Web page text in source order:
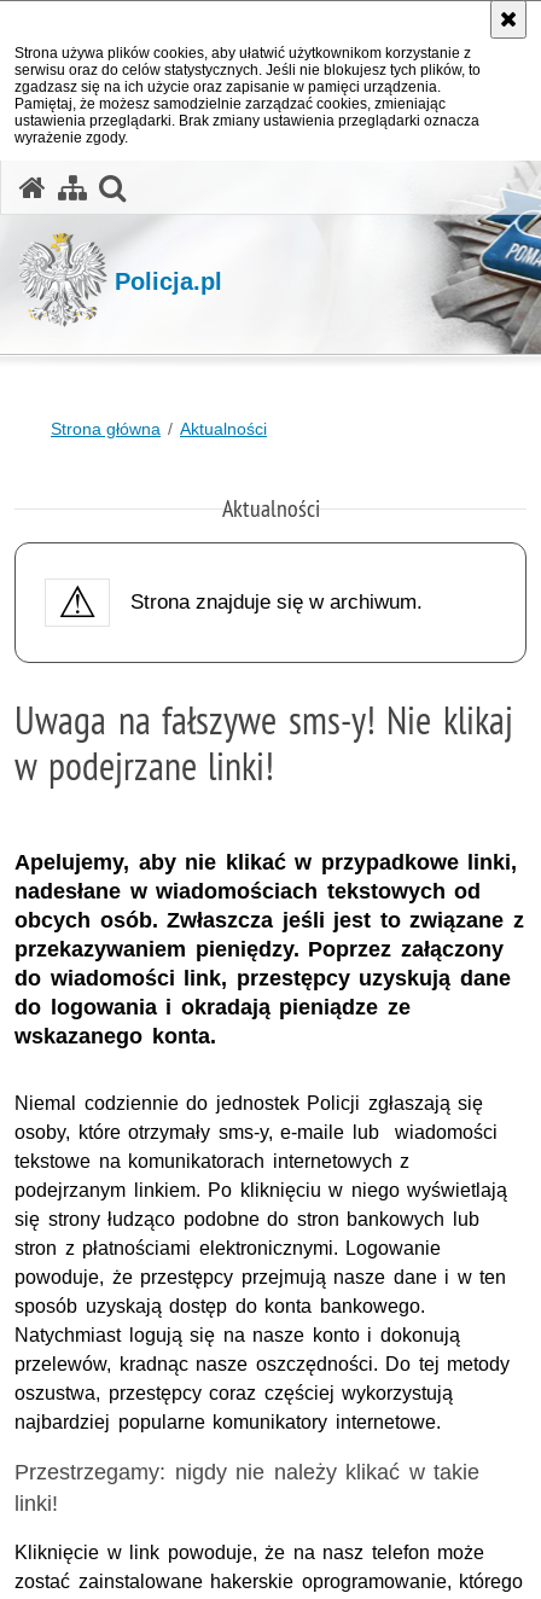
Strona używa plików cookies, aby ułatwić użytkownikom korzystanie z
serwisu oraz do celów statystycznych. Jeśli nie blokujesz tych plików, to
zgadzasz się na ich użycie oraz zapisanie w pamięci urządzenia.
Pamiętaj, że możesz samodzielnie zarządzać cookies, zmieniając
ustawienia przeglądarki. Brak zmiany ustawienia przeglądarki oznacza
wyrażenie zgody.
Policja.pl
Strona główna Aktualności
Aktualności
Strona znajduje się w archiwum.
Uwaga na fałszywe sms-y! Nie klikaj
w podejrzane linki!
Apelujemy, aby nie klikać w przypadkowe linki,
nadesłane w wiadomościach tekstowych od
obcych osób. Zwłaszcza jeśli jest to związane z
przekazywaniem pieniędzy. Poprzez załączony
do wiadomości link, przestępcy uzyskują dane
do logowania i okradają pieniądze ze
wskazanego konta.
Niemal codziennie do jednostek Policji zgłaszają się
osoby, które otrzymały sms-y, e-maile lub wiadomości
tekstowe na komunikatorach internetowych z
podejrzanym linkiem. Po kliknięciu w niego wyświetlają
się strony łudząco podobne do stron bankowych lub
stron z płatnościami elektronicznymi. Logowanie
powoduje, że przestępcy przejmują nasze dane i w ten
sposób uzyskają dostęp do konta bankowego.
Natychmiast logują się na nasze konto i dokonują
przelewów, kradnąc nasze oszczędności. Do tej metody
oszustwa, przestępcy coraz częściej wykorzystują
najbardziej popularne komunikatory internetowe.
Przestrzegamy: nigdy nie należy klikać w takie
linki!
Kliknięcie w link powoduje, że na nasz telefon może
zostać zainstalowane hakerskie oprogramowanie, którego